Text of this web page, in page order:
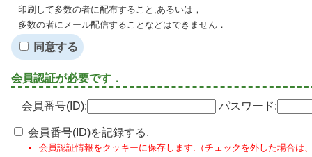
印刷して多数の者に配布すること,あるいは，
多数の者にメール配信することなどはできません．
同意する
会員認証が必要です．
会員番号(ID): パスワード:
会員番号(ID)を記録する.
会員認証情報をクッキーに保存します.（チェックを外した場合は